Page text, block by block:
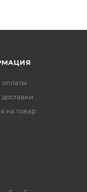
оплаты
на товар